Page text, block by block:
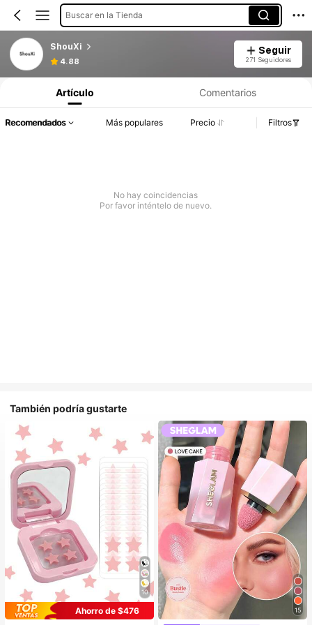
Buscar en la Tienda
ShouXi
4.88
Seguir
271 Seguidores
Artículo Comentarios
Recomendados Más populares Precio Filtros
No hay coincidencias
Por favor inténtelo de nuevo.
También podría gustarte
10
Ahorro de $476
15